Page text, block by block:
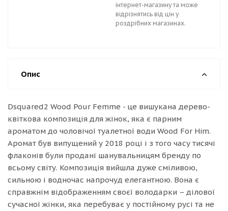
інтернет-магазину та може
відрізнятись від цін у
роздрібних магазинах.
Опис
Dsquared2 Wood Pour Femme - це вишукана дерево-
квіткова композиція для жінок, яка є парним
ароматом до чоловічої туалетної води Wood For Him.
Аромат був випущений у 2018 році і з того часу тисячі
флаконів були продані шанувальницям бренду по
всьому світу. Композиція вийшла дуже сміливою,
сильною і водночас напрочуд елегантною. Вона є
справжнім відображенням своєї володарки – ділової
сучасної жінки, яка перебуває у постійному русі та не